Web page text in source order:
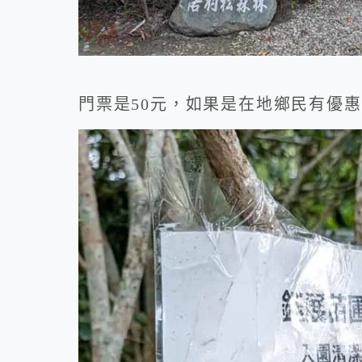
門票是50元，如果是在地鄉民有優